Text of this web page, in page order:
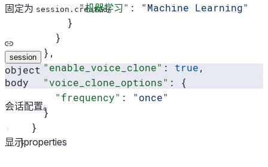
          "机器学习"
: "Machine Learning"
        }
      }
    },
    "enable_voice_clone"
: true,
    "voice_clone_options"
: {
      "frequency"
: "once"
    }
  }
}
固定为 session.created。
session
object
body
会话配置。
显示properties